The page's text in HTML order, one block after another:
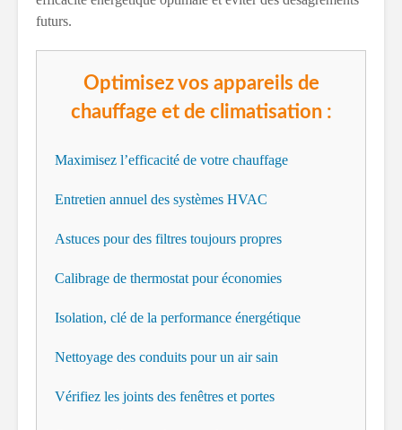
futurs.
Optimisez vos appareils de
chauffage et de climatisation :
Maximisez l’efficacité de votre chauffage
Entretien annuel des systèmes HVAC
Astuces pour des filtres toujours propres
Calibrage de thermostat pour économies
Isolation, clé de la performance énergétique
Nettoyage des conduits pour un air sain
Vérifiez les joints des fenêtres et portes